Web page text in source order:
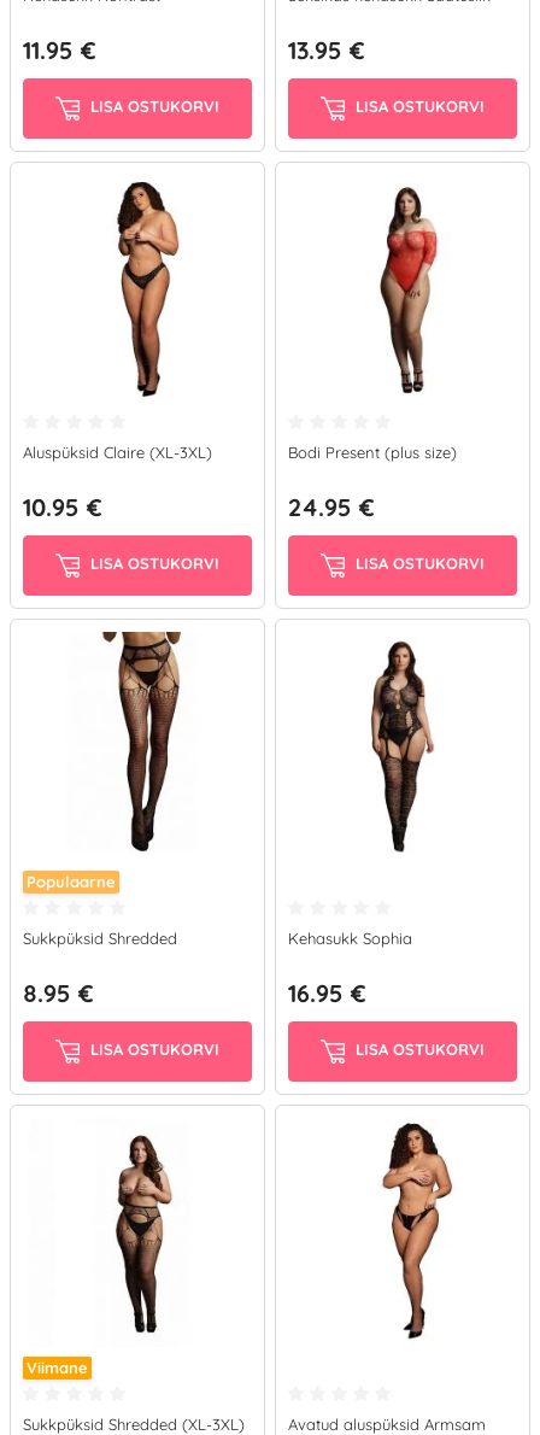
11.95 €
LISA OSTUKORVI
13.95 €
LISA OSTUKORVI
Aluspüksid Claire (XL-3XL)
10.95 €
LISA OSTUKORVI
Bodi Present (plus size)
24.95 €
LISA OSTUKORVI
Populaarne
Sukkpüksid Shredded
8.95 €
LISA OSTUKORVI
Kehasukk Sophia
16.95 €
LISA OSTUKORVI
Viimane
Sukkpüksid Shredded (XL-3XL) Avatud aluspüksid Armsam